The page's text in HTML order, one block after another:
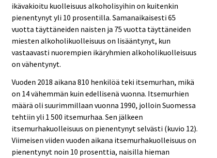
ikävakioitu kuolleisuus alkoholisyihin on kuitenkin
pienentynyt yli 10 prosentilla. Samanaikaisesti 65
vuotta täyttäneiden naisten ja 75 vuotta täyttäneiden
miesten alkoholikuolleisuus on lisääntynyt, kun
vastaavasti nuorempien ikäryhmien alkoholikuolleisuus
on vähentynyt.
Vuoden 2018 aikana 810 henkilöä teki itsemurhan, mikä
on 14 vähemmän kuin edellisenä vuonna. Itsemurhien
määrä oli suurimmillaan vuonna 1990, jolloin Suomessa
tehtiin yli 1 500 itsemurhaa. Sen jälkeen
itsemurhakuolleisuus on pienentynyt selvästi (kuvio 12).
Viimeisen viiden vuoden aikana itsemurhakuolleisuus on
pienentynyt noin 10 prosenttia, naisilla hieman